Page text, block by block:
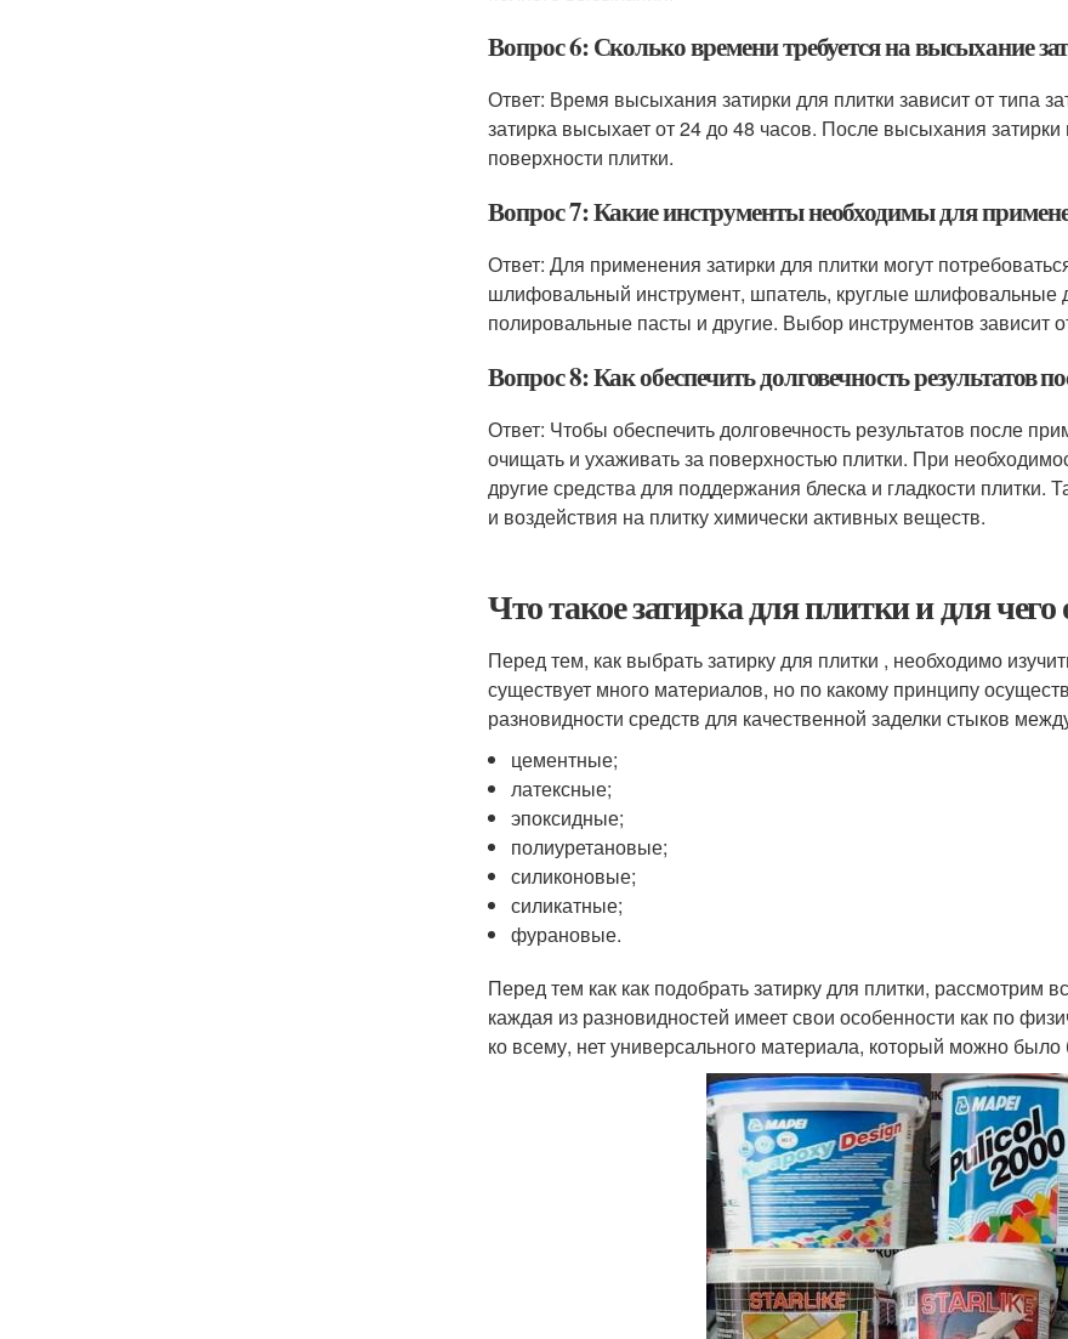
Вопрос 6: Сколько времени требуется на высыхание
Ответ: Время высыхания затирки для плитки зависит от типа
затирка высыхает от 24 до 48 часов. После высыхания
поверхности плитки.
Вопрос 7: Какие инструменты необходимы для
Ответ: Для применения затирки для плитки могут
шлифовальный инструмент, шпатель, круглые шлифовальные
полировальные пасты и другие. Выбор инструментов зависит
Вопрос 8: Как обеспечить долговечность результатов
Ответ: Чтобы обеспечить долговечность результатов после
очищать и ухаживать за поверхностью плитки. При
другие средства для поддержания блеска и гладкости плитки.
и воздействия на плитку химически активных веществ.
Что такое затирка для плитки и для
Перед тем, как выбрать затирку для плитки , необходимо
существует много материалов, но по какому принципу
разновидности средств для качественной заделки стыков
цементные;
латексные;
эпоксидные;
полиуретановые;
силиконовые;
силикатные;
фурановые.
Перед тем как как подобрать затирку для плитки, рассмотрим
каждая из разновидностей имеет свои особенности как по
ко всему, нет универсального материала, который можно